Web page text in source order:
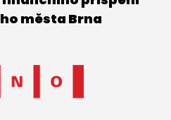
města Brna